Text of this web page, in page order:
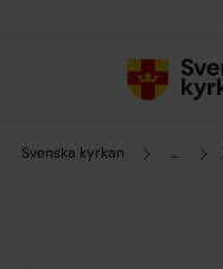
Svenska kyrkan ...